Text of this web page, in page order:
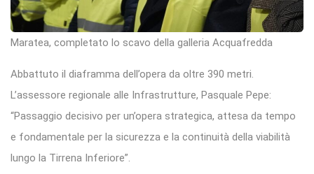
Maratea, completato lo scavo della galleria Acquafredda
Abbattuto il diaframma dell’opera da oltre 390 metri.
L’assessore regionale alle Infrastrutture, Pasquale Pepe:
“Passaggio decisivo per un’opera strategica, attesa da tempo
e fondamentale per la sicurezza e la continuità della viabilità
lungo la Tirrena Inferiore”.